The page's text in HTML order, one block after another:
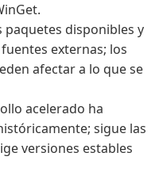
paquetes disponibles y
externas; los
afectar a lo que se
acelerado ha
sigue las
versiones estables